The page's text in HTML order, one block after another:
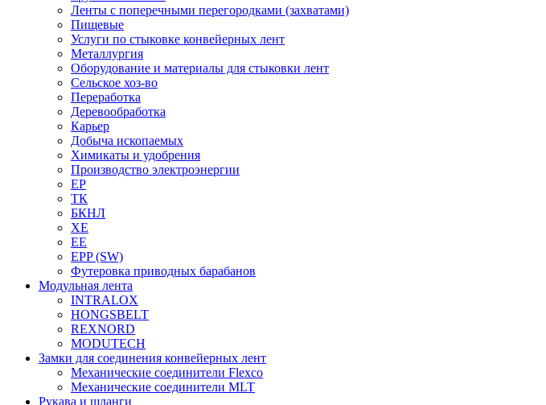
Ленты с поперечными перегородками (захватами)
Пищевые
Услуги по стыковке конвейерных лент
Металлургия
Оборудование и материалы для стыковки лент
Сельское хоз-во
Переработка
Деревообработка
Карьер
Добыча ископаемых
Химикаты и удобрения
Производство электроэнергии
EP
ТК
БКНЛ
XE
EE
EPP (SW)
Футеровка приводных барабанов
Модульная лента
INTRALOX
HONGSBELT
REXNORD
MODUTECH
Замки для соединения конвейерных лент
Механические соединители Flexco
Механические соединители MLT
Рукава и шланги